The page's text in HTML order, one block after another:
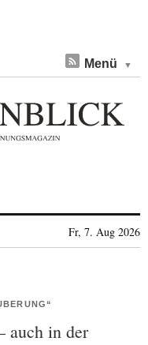
Menü
Fr, 7. Aug 2026
auch in der